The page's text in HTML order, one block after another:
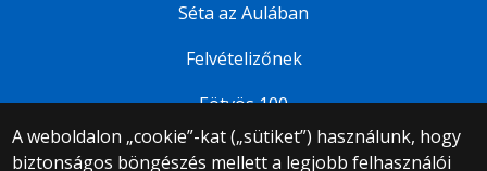
A weboldalon „cookie”-kat („sütiket”) használunk, hogy
biztonságos böngészés mellett a legjobb felhasználói
Séta az Aulában
Felvételizőnek
Eötvös 100